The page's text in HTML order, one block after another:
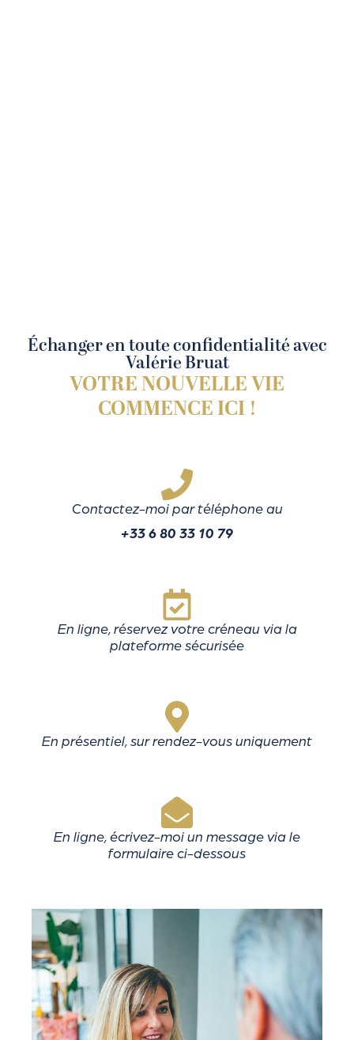
Échanger en toute confidentialité avec
Valérie Bruat
VOTRE NOUVELLE VIE
COMMENCE ICI !
Contactez-moi par téléphone au
+33 6 80 33 10 79
En ligne, réservez votre créneau via la
plateforme sécurisée
En présentiel, sur rendez-vous uniquement
En ligne, écrivez-moi un message via le
formulaire ci-dessous